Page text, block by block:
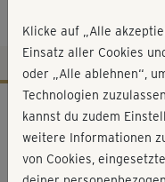
Strong &
Workout-Facts
mittelschwer
27 Min
Klicke auf „Alle
Einsatz aller Cookies
oder „Alle ablehnen“,
Technologien
kannst du zudem
weitere Informationen
von Cookies,